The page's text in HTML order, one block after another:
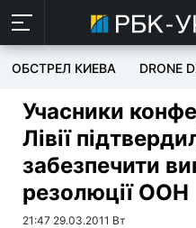
ОБСТРЕЛ КИЕВА DRONE
Учасники
Лівії
забезпечити
резолюції ООН
21:47 29.03.2011 Вт